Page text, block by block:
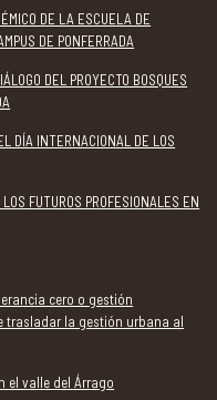
DE LA ESCUELA DE
DE PONFERRADA
DEL PROYECTO BOSQUES
DÍA INTERNACIONAL DE LOS
FUTUROS PROFESIONALES EN
cero o gestión
trasladar la gestión urbana al
el valle del Árrago